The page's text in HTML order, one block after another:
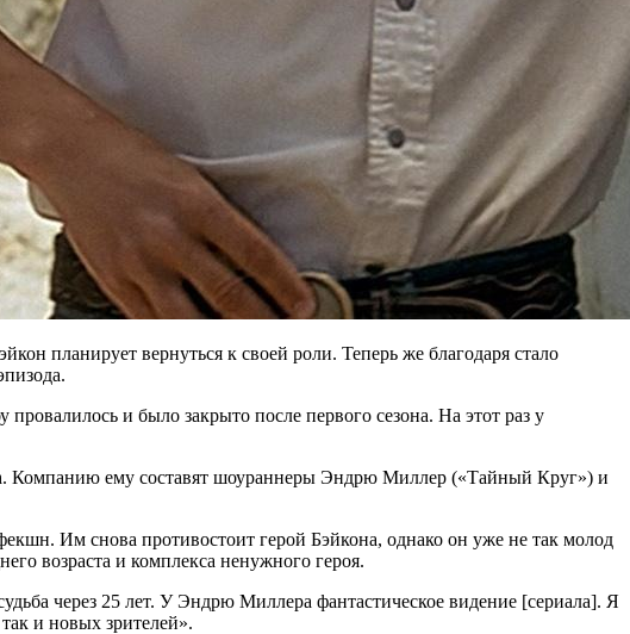
планирует вернуться к своей роли. Теперь же благодаря стало
и было закрыто после первого сезона. На этот раз у
Компанию ему составят шоураннеры Эндрю Миллер («Тайный Круг») и
Им снова противостоит герой Бэйкона, однако он уже не так молод
возраста и комплекса ненужного героя.
через 25 лет. У Эндрю Миллера фантастическое видение [сериала]. Я
и новых зрителей».